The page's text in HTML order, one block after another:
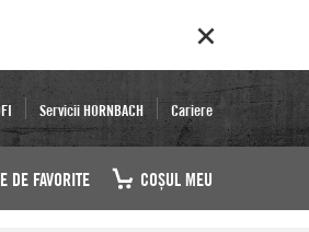
Servicii HORNBACH Cariere
DE FAVORITE COŞUL MEU